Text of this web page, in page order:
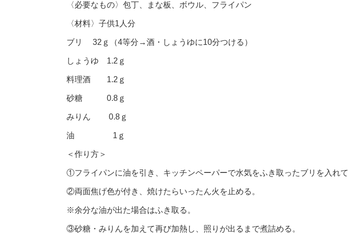
〈必要なもの〉包丁、まな板、ボウル、フライパン
〈材料〉子供1人分
ブリ 32ｇ（4等分→酒・しょうゆに10分つける）
しょうゆ 1.2ｇ
料理酒 1.2ｇ
砂糖 0.8ｇ
みりん 0.8ｇ
油 1ｇ
＜作り方＞
①フライパンに油を引き、キッチンペーパーで水気をふき取ったブリを入れて
②両面焦げ色が付き、焼けたらいったん火を止める。
※余分な油が出た場合はふき取る。
③砂糖・みりんを加えて再び加熱し、照りが出るまで煮詰める。